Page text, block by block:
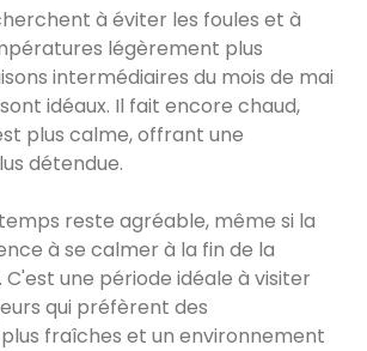
à éviter les foules et à
légèrement plus
intermédiaires du mois de mai
idéaux. Il fait encore chaud,
plus calme, offrant une
détendue.
reste agréable, même si la
à se calmer à la fin de la
C'est une période idéale à visiter
qui préfèrent des
fraîches et un environnement